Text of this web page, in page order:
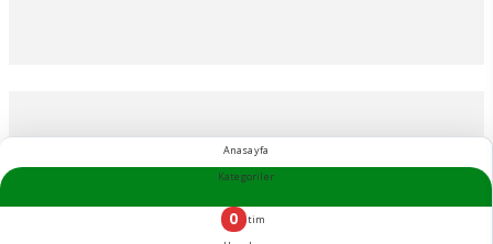
Anasayfa
Kategoriler
0
Sepetim
KVKK ve Gizlilik Politikası
Tüm Hakları Saklıdır. © 2022 Çeyizim Elit - ceyizimelit.com